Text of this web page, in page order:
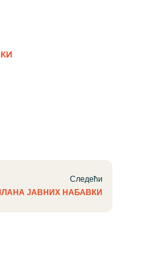
Следећи
ЈАВНИХ НАБАВКИ